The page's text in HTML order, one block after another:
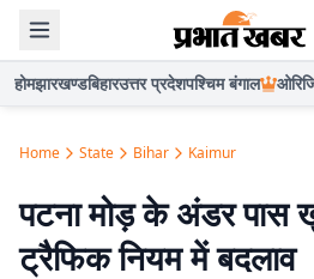
होमझारखण्डबिहारउत्तर प्रदेशपश्चिम बंगाल
Home State Bihar Kaimur
पटना मोड़ के अंडर पास
ट्रैफिक नियम में बदलाव